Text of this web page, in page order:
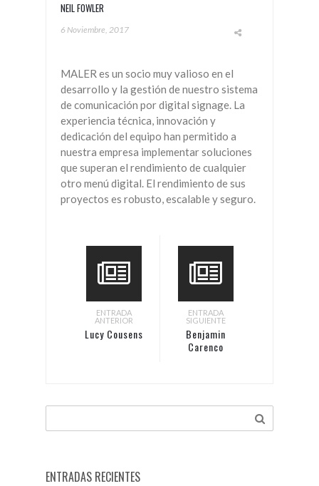
NEIL FOWLER
6 Noviembre, 2017
MALER es un socio muy valioso en el
desarrollo y la gestión de nuestro sistema
de comunicación por digital signage. La
experiencia técnica, innovación y
dedicación del equipo han permitido a
nuestra empresa implementar soluciones
que superan el rendimiento de cualquier
otro menú digital. El rendimiento de sus
proyectos es robusto, escalable y seguro.
ENTRADA
ANTERIOR
Lucy Cousens
ENTRADA
SIGUIENTE
Benjamin
Carenco
ENTRADAS RECIENTES